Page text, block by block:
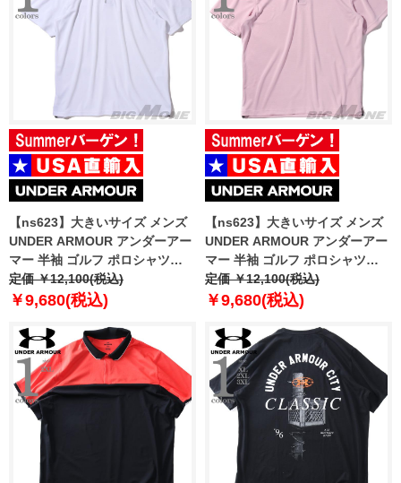
【ns623】大きいサイズ メンズ
UNDER ARMOUR アンダーアー
マー 半袖 ゴルフ ポロシャツ
TECH POLO USA直輸入
1290140-100
定価 ￥12,100(税込)
￥9,680(税込)
【ns623】大きいサイズ メンズ
UNDER ARMOUR アンダーアー
マー 半袖 ゴルフ ポロシャツ
TECH POLO USA直輸入
1290140-647
定価 ￥12,100(税込)
￥9,680(税込)